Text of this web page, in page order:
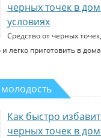
черных точек в
условиях
Средство от черных
легко приготовить в
Как быстро
черных точек в